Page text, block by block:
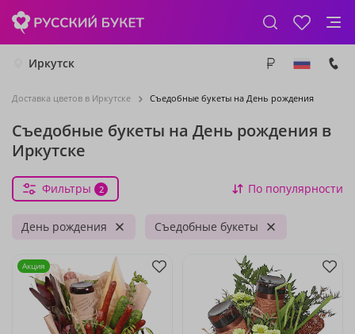
Иркутск
Доставка цветов в Иркутске Съедобные букеты на День рождения
Съедобные букеты на День рождения в
Иркутске
Фильтры 2 По популярности
День рождения Съедобные букеты
Акция